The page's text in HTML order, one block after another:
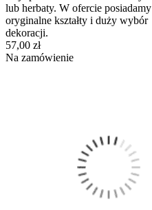
lub herbaty. W ofercie posiadamy
oryginalne kształty i duży wybór
dekoracji.
57,00 zł
Na zamówienie